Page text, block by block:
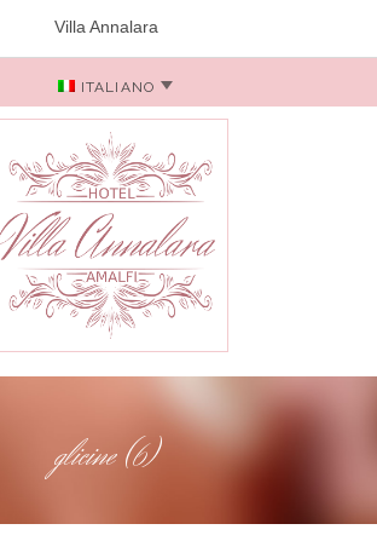
Villa Annalara
ITALIANO
glicine (6)